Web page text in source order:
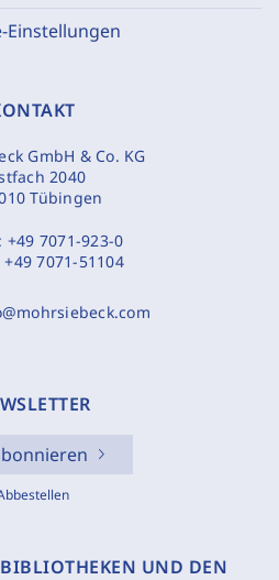
Einstellungen
GmbH & Co. KG
2040
Tübingen
+49 7071-923-0
+49 7071-51104
BIBLIOTHEKEN UND DEN